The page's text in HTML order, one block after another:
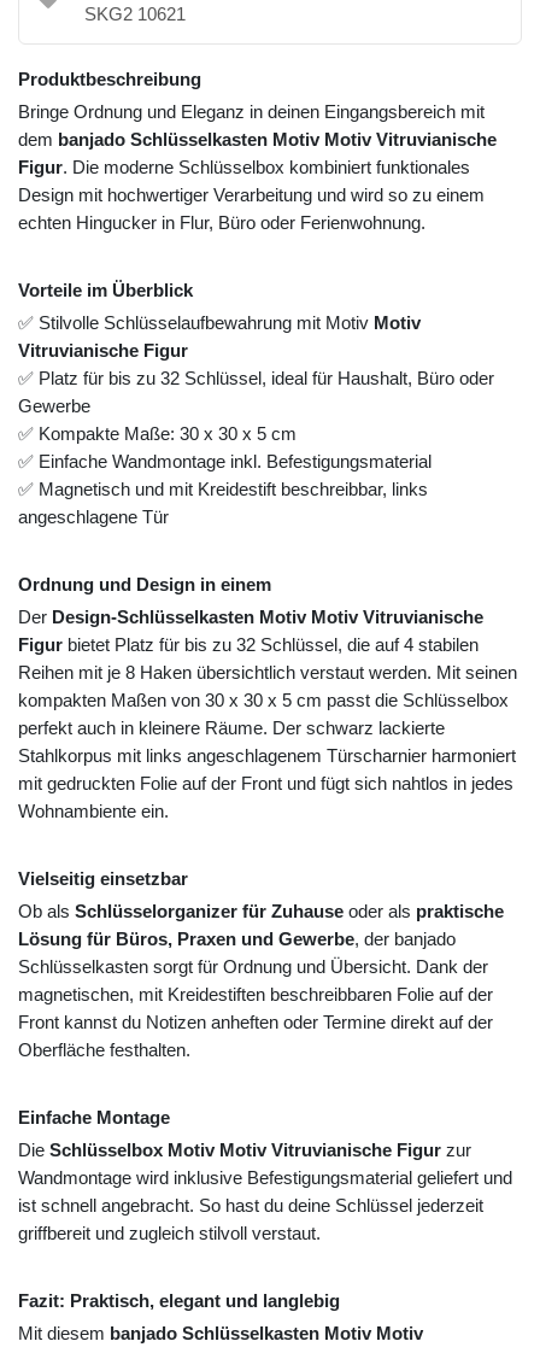
SKG2 10621
Produktbeschreibung
Bringe Ordnung und Eleganz in deinen Eingangsbereich mit
dem banjado Schlüsselkasten Motiv Motiv Vitruvianische
Figur. Die moderne Schlüsselbox kombiniert funktionales
Design mit hochwertiger Verarbeitung und wird so zu einem
echten Hingucker in Flur, Büro oder Ferienwohnung.
Vorteile im Überblick
✅ Stilvolle Schlüsselaufbewahrung mit Motiv Motiv
Vitruvianische Figur
✅ Platz für bis zu 32 Schlüssel, ideal für Haushalt, Büro oder
Gewerbe
✅ Kompakte Maße: 30 x 30 x 5 cm
✅ Einfache Wandmontage inkl. Befestigungsmaterial
✅ Magnetisch und mit Kreidestift beschreibbar, links
angeschlagene Tür
Ordnung und Design in einem
Der Design-Schlüsselkasten Motiv Motiv Vitruvianische
Figur bietet Platz für bis zu 32 Schlüssel, die auf 4 stabilen
Reihen mit je 8 Haken übersichtlich verstaut werden. Mit seinen
kompakten Maßen von 30 x 30 x 5 cm passt die Schlüsselbox
perfekt auch in kleinere Räume. Der schwarz lackierte
Stahlkorpus mit links angeschlagenem Türscharnier harmoniert
mit gedruckten Folie auf der Front und fügt sich nahtlos in jedes
Wohnambiente ein.
Vielseitig einsetzbar
Ob als Schlüsselorganizer für Zuhause oder als praktische
Lösung für Büros, Praxen und Gewerbe, der banjado
Schlüsselkasten sorgt für Ordnung und Übersicht. Dank der
magnetischen, mit Kreidestiften beschreibbaren Folie auf der
Front kannst du Notizen anheften oder Termine direkt auf der
Oberfläche festhalten.
Einfache Montage
Die Schlüsselbox Motiv Motiv Vitruvianische Figur zur
Wandmontage wird inklusive Befestigungsmaterial geliefert und
ist schnell angebracht. So hast du deine Schlüssel jederzeit
griffbereit und zugleich stilvoll verstaut.
Fazit: Praktisch, elegant und langlebig
Mit diesem banjado Schlüsselkasten Motiv Motiv